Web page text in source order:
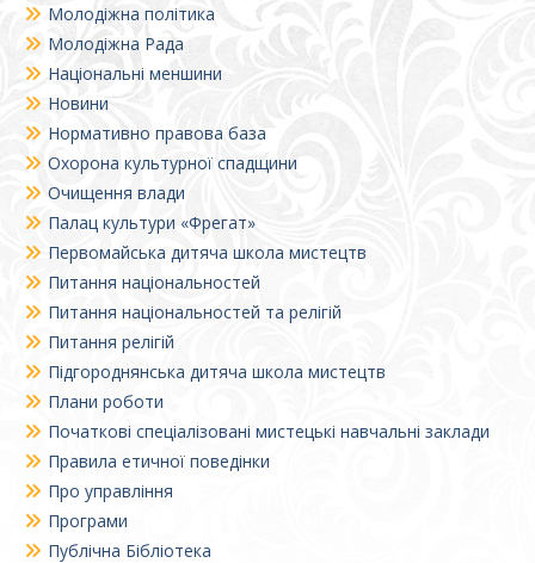
Молодіжна політика
Молодіжна Рада
Національні меншини
Новини
Нормативно правова база
Охорона культурної спадщини
Очищення влади
Палац культури «Фрегат»
Первомайська дитяча школа мистецтв
Питання національностей
Питання національностей та релігій
Питання релігій
Підгороднянська дитяча школа мистецтв
Плани роботи
Початкові спеціалізовані мистецькі навчальні заклади
Правила етичної поведінки
Про управління
Програми
Публічна Бібліотека